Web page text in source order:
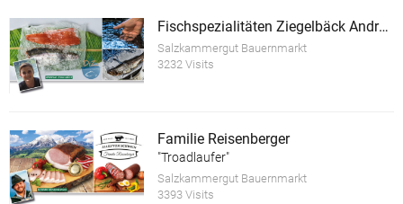
Fischspezialitäten Ziegelbäck Andreas
Salzkammergut Bauernmarkt
3232 Visits
Familie Reisenberger
"Troadlaufer"
Salzkammergut Bauernmarkt
3393 Visits